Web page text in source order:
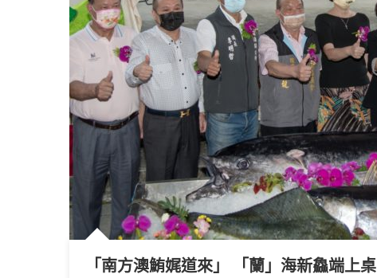
「南方澳鮪娓道來」 「蘭」海新鱻端上桌